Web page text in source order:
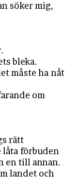
söker mig,
bleka.
måste ha nåt
om
rätt
förbuden
en till annan.
landet och